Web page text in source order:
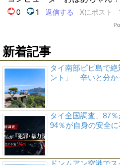
新着記事
タイ南部ピピ島で
ント」 辛いと分か
タイ全国調査、87
94％が自身の安全